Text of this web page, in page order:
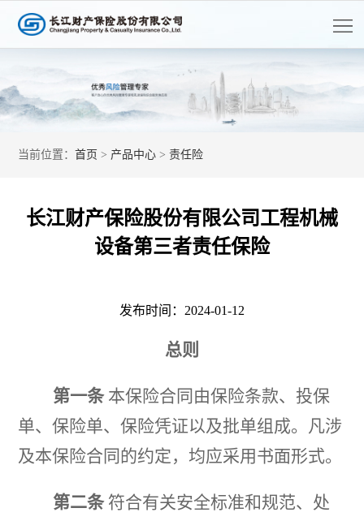
进
客
当前位置：首页 > 产品中心 >责任险
长江财产保险股份有限公司工程机械
设备第三者责任保险
发布时间：2024-01-12
总则
第一条 本保险合同由保险条款、投保
单、保险单、保险凭证以及批单组成。凡涉
及本保险合同的约定，均应采用书面形式。
第二条 符合有关安全标准和规范、处